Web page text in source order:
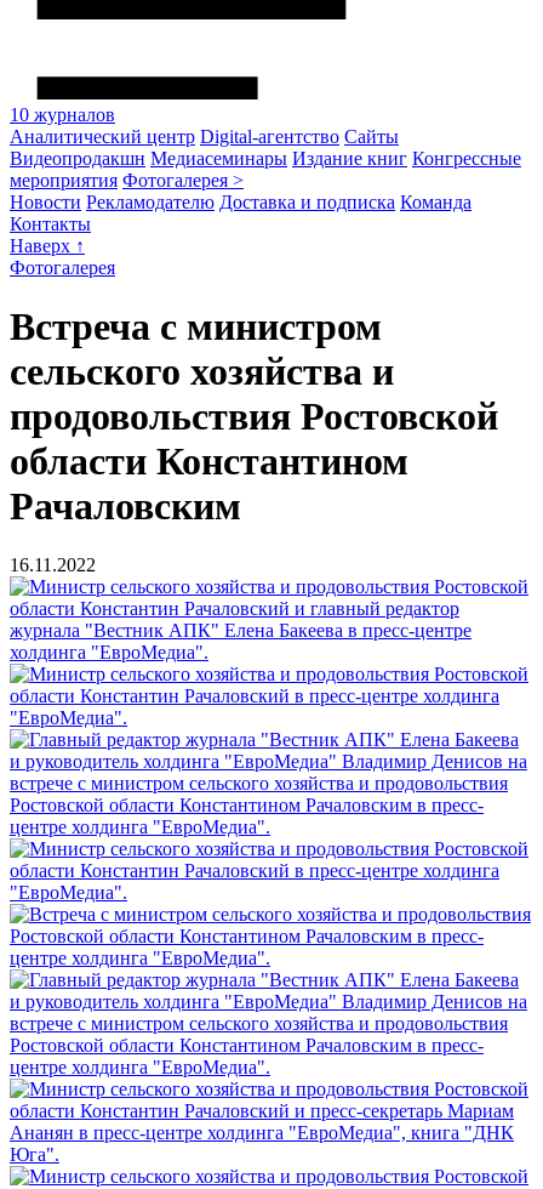
10 журналов
Аналитический центр Digital-агентство Сайты
Видеопродакшн Медиасеминары Издание книг Конгрессные
мероприятия Фотогалерея >
Новости Рекламодателю Доставка и подписка Команда
Контакты
Наверх ↑
Фотогалерея
Встреча с министром
сельского хозяйства и
продовольствия Ростовской
области Константином
Рачаловским
16.11.2022